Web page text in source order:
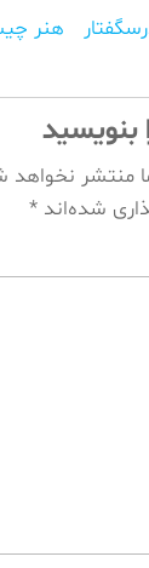
هنر
بنویسید
منتشر نخواهد
شده‌اند *